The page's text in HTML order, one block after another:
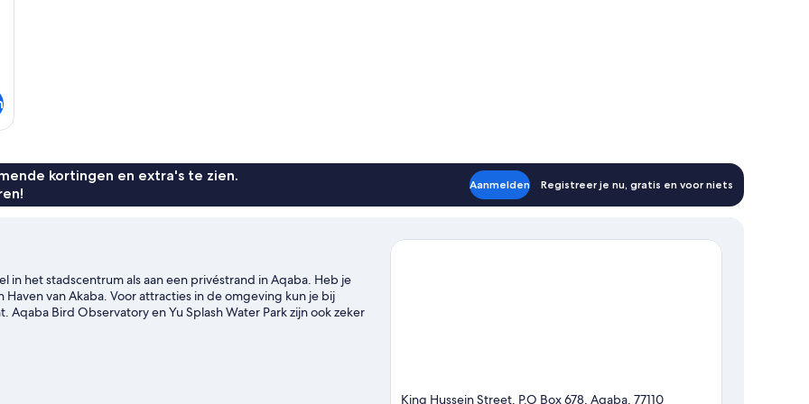
kortingen en extra's te zien.
Aanmelden Registreer je nu, gratis en voor niets
in het stadscentrum als aan een privéstrand in Aqaba. Heb je
van Akaba. Voor attracties in de omgeving kun je bij
Bird Observatory en Yu Splash Water Park zijn ook zeker
Er zijn namelijk tal van faciliteiten in de buurt,
King Hussein Street, P.O Box 678, Aqaba, 77110